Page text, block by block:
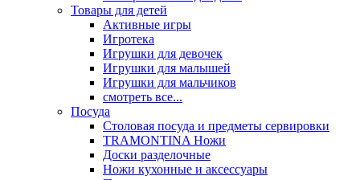
Товары для детей
Активные игры
Игротека
Игрушки для девочек
Игрушки для малышей
Игрушки для мальчиков
смотреть все...
Посуда
Столовая посуда и предметы сервировки
TRAMONTINA Ножи
Доски разделочные
Ножи кухонные и аксессуары